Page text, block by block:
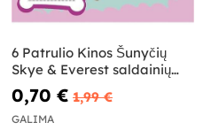
6 Patrulio Kinos Šunyčių
Skye & Everest saldainių
maišeliai
0,70 € 1,99 €
GALIMA